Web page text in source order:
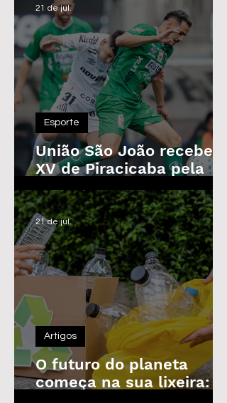
União São João recebe o
XV de Piracicaba pela
Copa Paulista nesta
quarta-feira
Esporte
21 de jul.
O futuro do planeta
começa na sua lixeira: o
Artigos
21 de jul.